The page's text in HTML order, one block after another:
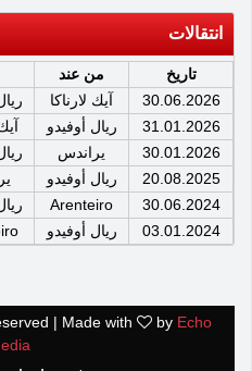
انتقالات
تاريخ من عند
30.06.2026
آيك لارناكا
31.01.2026
ريال أوفيدو
30.01.2026
يراندس
20.08.2025
ريال أوفيدو
30.06.2024
Arenteiro
03.01.2024
ريال أوفيدو
| Made with by Echo